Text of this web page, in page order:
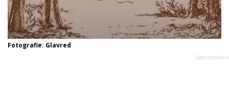
Fotografie: Glavred